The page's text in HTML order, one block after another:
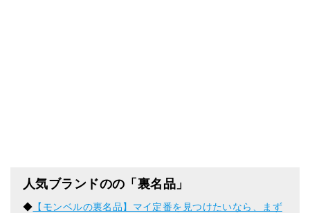
人気ブランドのの「裏名品」
◆ 【モンベルの裏名品】マイ定番を見つけたいなら、まず